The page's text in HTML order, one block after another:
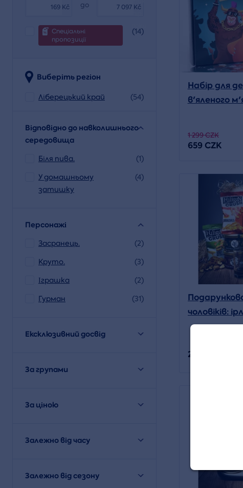
Kč Kč
до
Спеціальні
пропозиції
(14)
Виберіть регіон
Ліберецький край (54)
Відповідно до навколишнього
середовища
Біля пива.
(1)
У домашньому
затишку
(4)
Персонажі
Засранець.
(2)
Круто.
(3)
Іграшка
(2)
Гурман
(31)
Ексклюзивний досвід
За групами
За ціною
Залежно від часу
Залежно від сезону
Набір для
в'яленого
1 299 CZK
659 CZK
чоловіків:
Jameson (з
2 499 CZK